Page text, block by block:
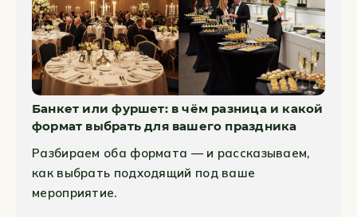
Банкет или фуршет: в чём разница и какой
формат выбрать для вашего праздника
Разбираем оба формата — и рассказываем,
как выбрать подходящий под ваше
мероприятие.